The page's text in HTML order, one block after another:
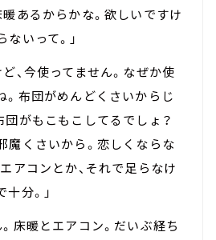
暖あるからかな。欲しいですけ
いって。」
、今使ってません。なぜか使
。布団がめんどくさいからじ
団がもこもこしてるでしょ？
魔くさいから。恋しくならな
エアコンとか、それで足らなけ
分。」
床暖とエアコン。だいぶ経ち